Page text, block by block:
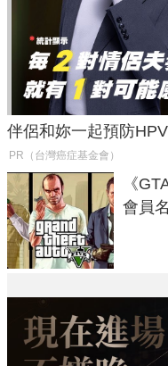
伴侶和妳一起預防
PR（台灣癌症基金會）
《
會員